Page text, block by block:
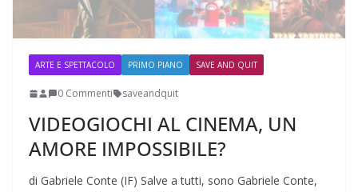
ARTE E SPETTACOLO PRIMO PIANO SAVE AND QUIT
0 Commenti saveandquit
VIDEOGIOCHI AL CINEMA, UN
AMORE IMPOSSIBILE?
di Gabriele Conte (IF) Salve a tutti, sono Gabriele Conte,